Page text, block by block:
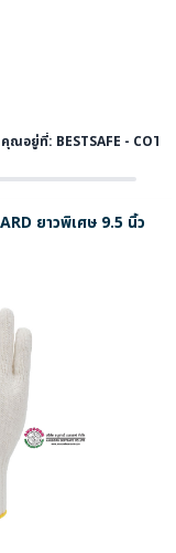
- ถุงมือนิรภัย
คุณอยู่ที่: BESTSAFE -
ยาวพิเศษ 9.5 นิ้ว